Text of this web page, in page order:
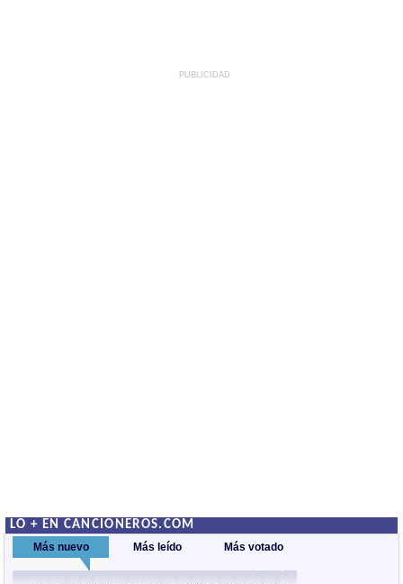
PUBLICIDAD
LO + EN CANCIONEROS.COM
Más nuevo Más leído Más votado